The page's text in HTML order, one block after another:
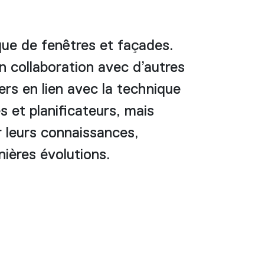
de fenêtres et façades.
collaboration avec d’autres
en lien avec la technique
et planificateurs, mais
connaissances,
évolutions.